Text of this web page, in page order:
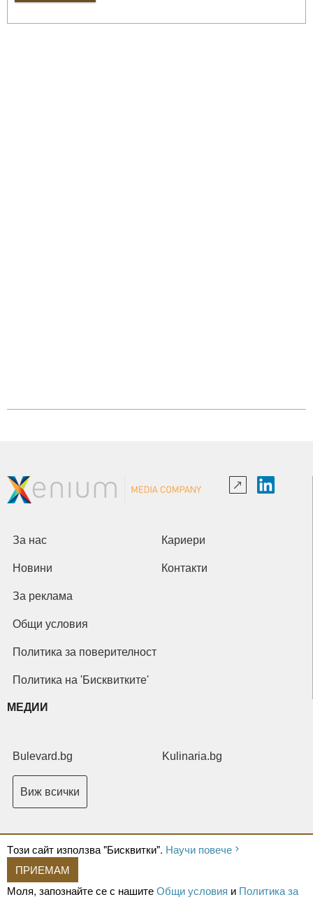
Tози сайт използва "Бисквитки". Научи повече
ПРИЕМАМ
Моля, запознайте се с нашитеОбщи условия и Политика за
За нас Кариери
Новини Контакти
За реклама
Общи условия
Политика за поверителност
Политика на 'Бисквитките'
МЕДИИ
Bulevard.bg Kulinaria.bg
Виж всички
Copyright © 2026 Ксениум ООД. Всички права запазени.
XeniumCompany.com